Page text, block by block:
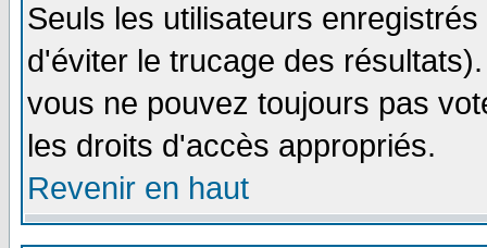
Seuls les utilisateurs
d'éviter le trucage des
vous ne pouvez toujours pas
les droits d'accès appropriés.
Revenir en haut